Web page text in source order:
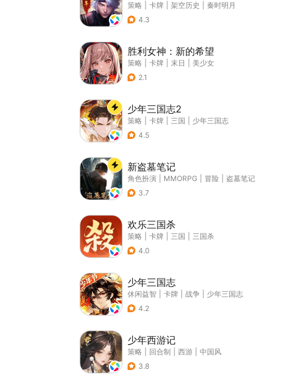
策略 卡牌 架空历史
秦时明月
4.3
胜利女神：新的希望
策略 卡牌 末日
美少女
2.1
少年三国志2
策略 卡牌 三国
少年三国志
4.5
新盗墓笔记
角色扮演 MMORPG 冒险
盗墓笔记
3.7
欢乐三国杀
策略 卡牌 三国
三国杀
4.0
少年三国志
休闲益智 卡牌 战争
少年三国志
4.2
少年西游记
策略 回合制 西游
中国风
3.8